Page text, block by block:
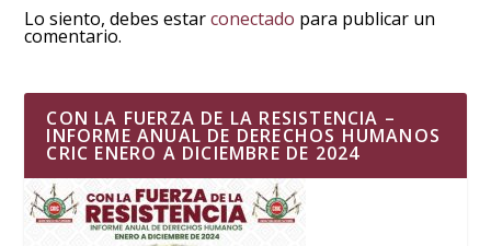
Lo siento, debes estarconectado para publicar un
comentario.
CON LA FUERZA DE LA RESISTENCIA –
INFORME ANUAL DE DERECHOS HUMANOS
CRIC ENERO A DICIEMBRE DE 2024